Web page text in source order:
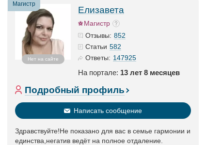
Магистр
Нет на сайте
Елизавета
Магистр
Отзывы: 852
Статьи 582
Ответы: 147925
На портале: 13 лет 8 месяцев
Подробный профиль
Написать сообщение
Здравствуйте!Не показано для вас в семье гармонии и
единства,негатив ведёт на полное отдаление.